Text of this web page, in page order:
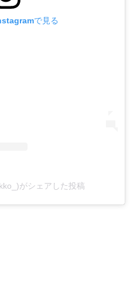
で見る
がシェアした投稿